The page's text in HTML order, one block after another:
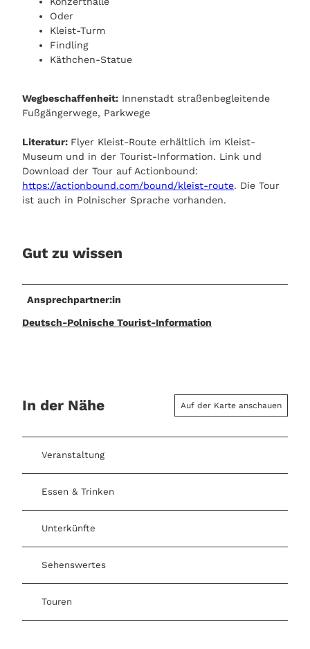
Oder
Kleist-Turm
Findling
Käthchen-Statue
Wegbeschaffenheit: Innenstadt straßenbegleitende
Fußgängerwege, Parkwege
Literatur: Flyer Kleist-Route erhältlich im Kleist-
Museum und in der Tourist-Information. Link und
Download der Tour auf Actionbound:
https://actionbound.com/bound/kleist-route. Die Tour
ist auch in Polnischer Sprache vorhanden.
Gut zu wissen
Ansprechpartner:in
Deutsch-Polnische Tourist-Information
In der Nähe Auf der Karte anschauen
Veranstaltung
Essen & Trinken
Unterkünfte
Sehenswertes
Touren